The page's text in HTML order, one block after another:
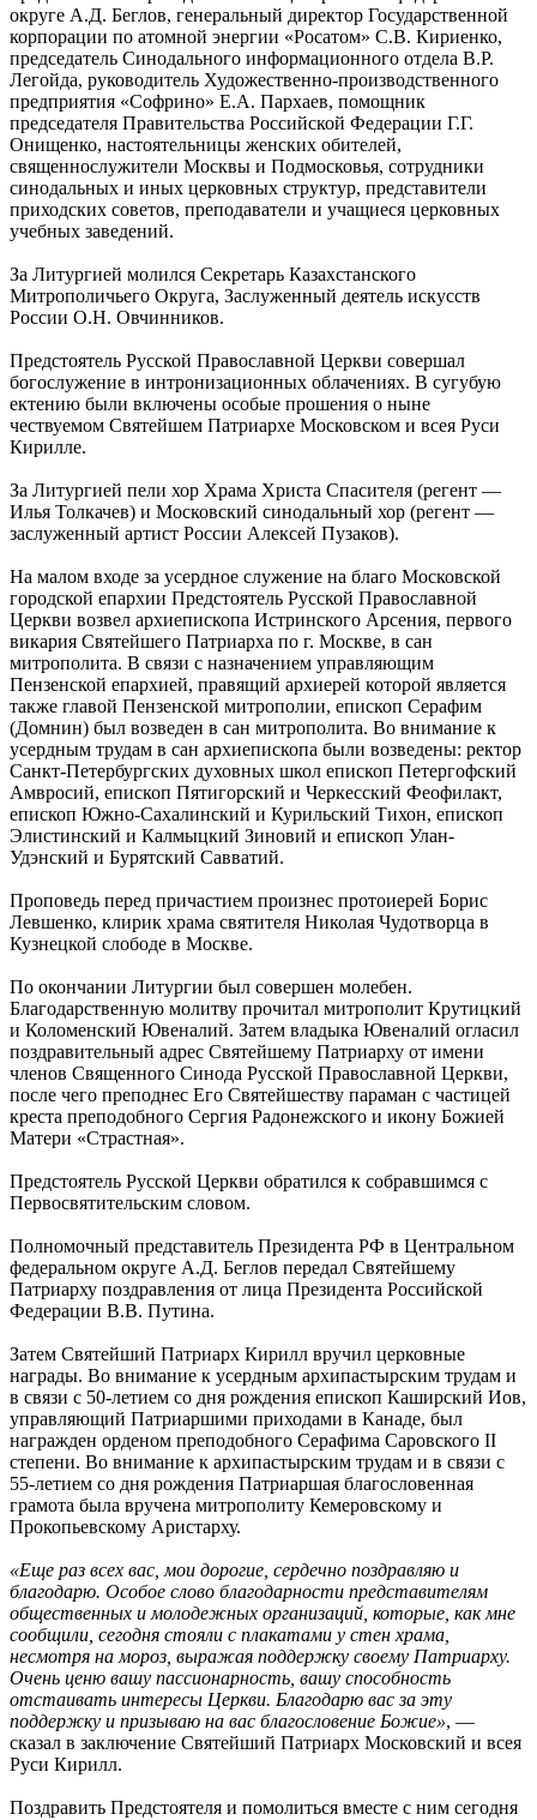
округе А.Д. Беглов, генеральный директор Государственной
корпорации по атомной энергии «Росатом» С.В. Кириенко,
председатель Синодального информационного отдела В.Р.
Легойда, руководитель Художественно-производственного
предприятия «Софрино» Е.А. Пархаев, помощник
председателя Правительства Российской Федерации Г.Г.
Онищенко, настоятельницы женских обителей,
священнослужители Москвы и Подмосковья, сотрудники
синодальных и иных церковных структур, представители
приходских советов, преподаватели и учащиеся церковных
учебных заведений.
За Литургией молился Секретарь Казахстанского
Митрополичьего Округа, Заслуженный деятель искусств
России О.Н. Овчинников.
Предстоятель Русской Православной Церкви совершал
богослужение в интронизационных облачениях. В сугубую
ектению были включены особые прошения о ныне
чествуемом Святейшем Патриархе Московском и всея Руси
Кирилле.
За Литургией пели хор Храма Христа Спасителя (регент —
Илья Толкачев) и Московский синодальный хор (регент —
заслуженный артист России Алексей Пузаков).
На малом входе за усердное служение на благо Московской
городской епархии Предстоятель Русской Православной
Церкви возвел архиепископа Истринского Арсения, первого
викария Святейшего Патриарха по г. Москве, в сан
митрополита. В связи с назначением управляющим
Пензенской епархией, правящий архиерей которой является
также главой Пензенской митрополии, епископ Серафим
(Домнин) был возведен в сан митрополита. Во внимание к
усердным трудам в сан архиепископа были возведены: ректор
Санкт-Петербургских духовных школ епископ Петергофский
Амвросий, епископ Пятигорский и Черкесский Феофилакт,
епископ Южно-Сахалинский и Курильский Тихон, епископ
Элистинский и Калмыцкий Зиновий и епископ Улан-
Удэнский и Бурятский Савватий.
Проповедь перед причастием произнес протоиерей Борис
Левшенко, клирик храма святителя Николая Чудотворца в
Кузнецкой слободе в Москве.
По окончании Литургии был совершен молебен.
Благодарственную молитву прочитал митрополит Крутицкий
и Коломенский Ювеналий. Затем владыка Ювеналий огласил
поздравительный адрес Святейшему Патриарху от имени
членов Священного Синода Русской Православной Церкви,
после чего преподнес Его Святейшеству параман с частицей
креста преподобного Сергия Радонежского и икону Божией
Матери «Страстная».
Предстоятель Русской Церкви обратился к собравшимся с
Первосвятительским словом.
Полномочный представитель Президента РФ в Центральном
федеральном округе А.Д. Беглов передал Святейшему
Патриарху поздравления от лица Президента Российской
Федерации В.В. Путина.
Затем Святейший Патриарх Кирилл вручил церковные
награды. Во внимание к усердным архипастырским трудам и
в связи с 50-летием со дня рождения епископ Каширский Иов,
управляющий Патриаршими приходами в Канаде, был
награжден орденом преподобного Серафима Саровского II
степени. Во внимание к архипастырским трудам и в связи с
55-летием со дня рождения Патриаршая благословенная
грамота была вручена митрополиту Кемеровскому и
Прокопьевскому Аристарху.
«Еще раз всех вас, мои дорогие, сердечно поздравляю и
благодарю. Особое слово благодарности представителям
общественных и молодежных организаций, которые, как мне
сообщили, сегодня стояли с плакатами у стен храма,
несмотря на мороз, выражая поддержку своему Патриарху.
Очень ценю вашу пассионарность, вашу способность
отстаивать интересы Церкви. Благодарю вас за эту
поддержку и призываю на вас благословение Божие», —
сказал в заключение Святейший Патриарх Московский и всея
Руси Кирилл.
Поздравить Предстоятеля и помолиться вместе с ним сегодня